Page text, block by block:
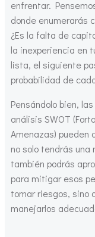
enfrentar.
donde enumerarás
¿Es la falta de
la inexperiencia en
lista, el siguiente
probabilidad de
Pensándolo bien,
análisis SWOT
Amenazas) pueden
no solo tendrás
también podrás
para mitigar esos
tomar riesgos, sino
manejarlos